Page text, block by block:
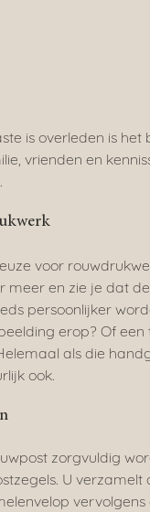
is overleden is
vrienden en
voor
meer en zie je dat
persoonlijker
erop? Of
als die
ook.
zorgvuldig
U